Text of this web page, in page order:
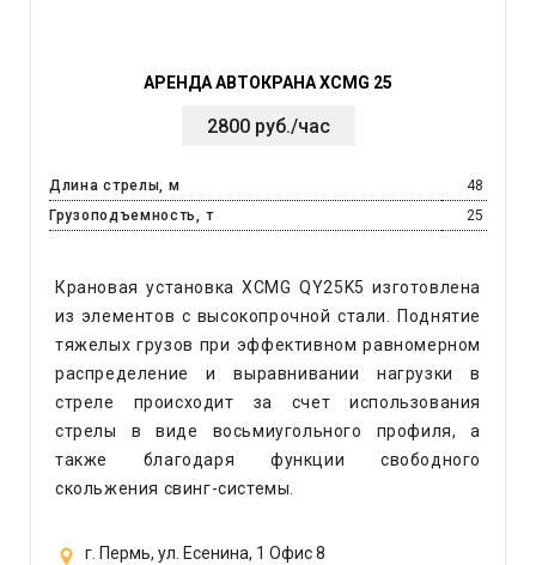
АРЕНДА АВТОКРАНА XCMG 25
2800 руб./час
Длина стрелы, м
48
Грузоподъемность, т
25
Крановая установка XCMG QY25K5 изготовлена
из элементов с высокопрочной стали. Поднятие
тяжелых грузов при эффективном равномерном
распределение и выравнивании нагрузки в
стреле происходит за счет использования
стрелы в виде восьмиугольного профиля, а
также благодаря функции свободного
скольжения свинг-системы.
г. Пермь, ул. Есенина, 1 Офис 8